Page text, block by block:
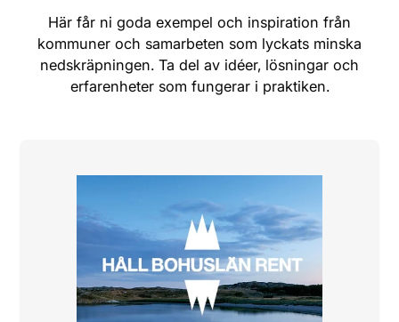
Till startsidan
Skola och förskola
Här får ni goda exempel och inspiration från
kommuner och samarbeten som lyckats minska
nedskräpningen. Ta del av idéer, lösningar och
erfarenheter som fungerar i praktiken.